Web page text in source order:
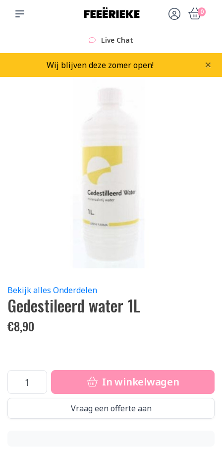
0
Live Chat
Wij blijven deze zomer open! ×
Bekijk alles Onderdelen
Gedestileerd water 1L
€8,90
In winkelwagen
Vraag een offerte aan